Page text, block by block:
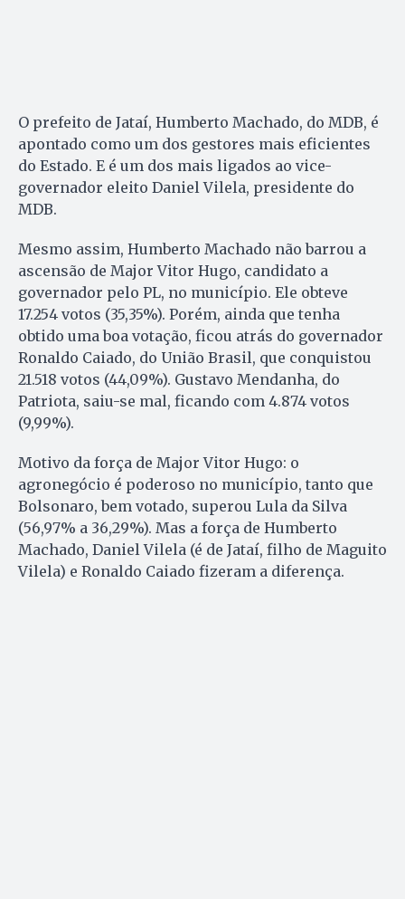
O prefeito de Jataí, Humberto Machado, do MDB, é
apontado como um dos gestores mais eficientes
do Estado. E é um dos mais ligados ao vice-
governador eleito Daniel Vilela, presidente do
MDB.
Mesmo assim, Humberto Machado não barrou a
ascensão de Major Vitor Hugo, candidato a
governador pelo PL, no município. Ele obteve
17.254 votos (35,35%). Porém, ainda que tenha
obtido uma boa votação, ficou atrás do governador
Ronaldo Caiado, do União Brasil, que conquistou
21.518 votos (44,09%). Gustavo Mendanha, do
Patriota, saiu-se mal, ficando com 4.874 votos
(9,99%).
Motivo da força de Major Vitor Hugo: o
agronegócio é poderoso no município, tanto que
Bolsonaro, bem votado, superou Lula da Silva
(56,97% a 36,29%). Mas a força de Humberto
Machado, Daniel Vilela (é de Jataí, filho de Maguito
Vilela) e Ronaldo Caiado fizeram a diferença.